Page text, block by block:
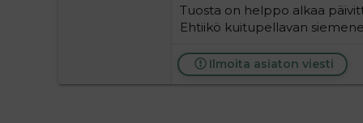
Tuosta on helppo alkaa
Ehtiikö kuitupellavan
Ilmoita asiaton viesti